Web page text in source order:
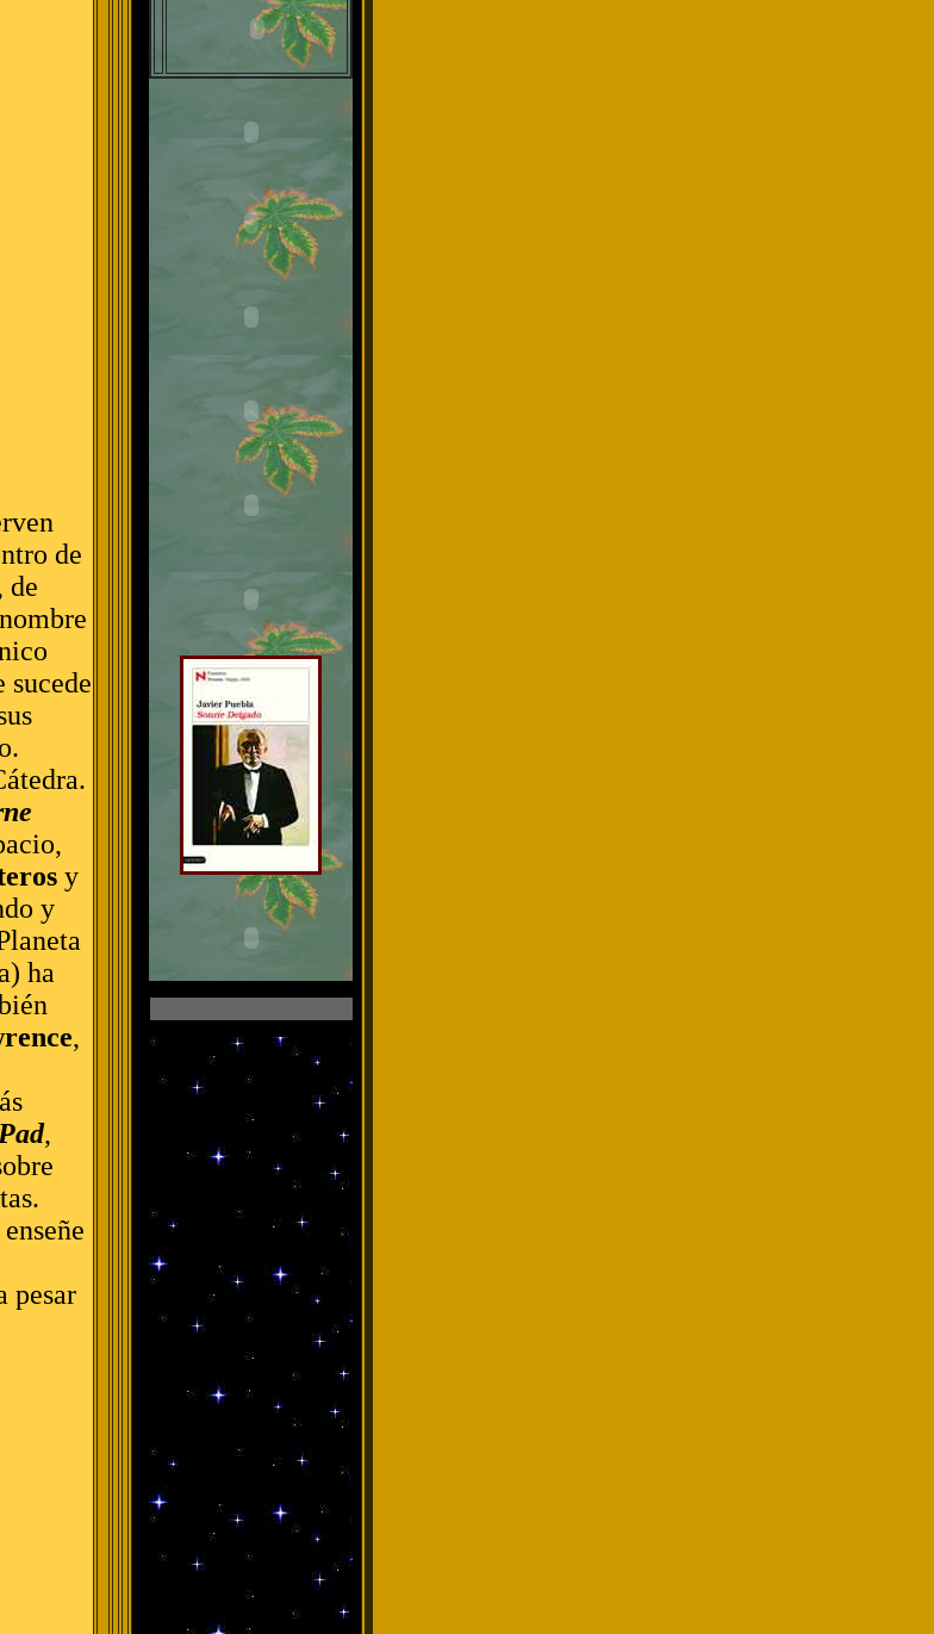
de
de
sucede
y
y
ha
,
,
pesar